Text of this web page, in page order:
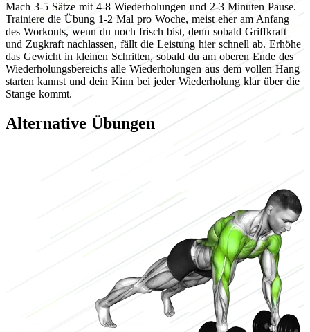
Mach 3-5 Sätze mit 4-8 Wiederholungen und 2-3 Minuten Pause.
Trainiere die Übung 1-2 Mal pro Woche, meist eher am Anfang
des Workouts, wenn du noch frisch bist, denn sobald Griffkraft
und Zugkraft nachlassen, fällt die Leistung hier schnell ab. Erhöhe
das Gewicht in kleinen Schritten, sobald du am oberen Ende des
Wiederholungsbereichs alle Wiederholungen aus dem vollen Hang
starten kannst und dein Kinn bei jeder Wiederholung klar über die
Stange kommt.
Alternative Übungen